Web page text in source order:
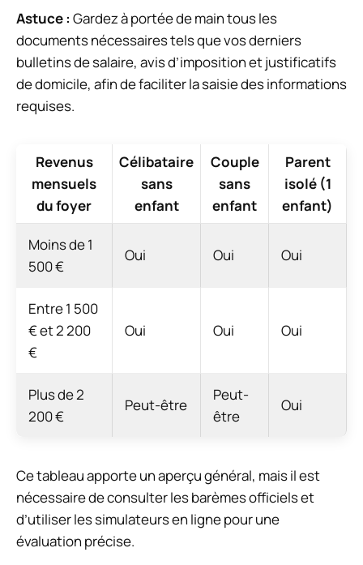
Astuce : Gardez à portée de main tous les
documents nécessaires tels que vos derniers
bulletins de salaire, avis d’imposition et justificatifs
de domicile, afin de faciliter la saisie des informations
requises.
Revenus
mensuels
du foyer
Célibataire
sans
enfant
Couple
sans
enfant
Parent
isolé (1
enfant)
Moins de 1
500 €
Oui Oui Oui
Entre 1 500
€ et 2 200
€
Oui Oui Oui
Plus de 2
200 €
Peut-être
Peut-
être
Oui
Ce tableau apporte un aperçu général, mais il est
nécessaire de consulter les barèmes officiels et
d’utiliser les simulateurs en ligne pour une
évaluation précise.